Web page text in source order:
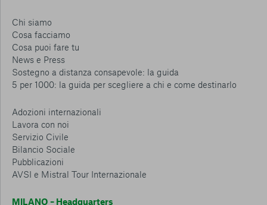
Chi siamo
Cosa facciamo
Cosa puoi fare tu
News e Press
Sostegno a distanza consapevole: la guida
5 per 1000: la guida per scegliere a chi e come destinarlo
Adozioni internazionali
Lavora con noi
Servizio Civile
Bilancio Sociale
Pubblicazioni
AVSI e Mistral Tour Internazionale
MILANO – Headquarters